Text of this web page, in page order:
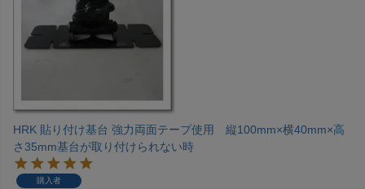
HRK 貼り付け基台 強力両面テープ使用 縦100mm×横40mm×高
さ35mm基台が取り付けられない時
購入者